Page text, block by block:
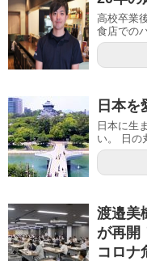
高校卒業
食店での
日本を
日本に生
い。 日の
渡邉美
が再開
コロナ